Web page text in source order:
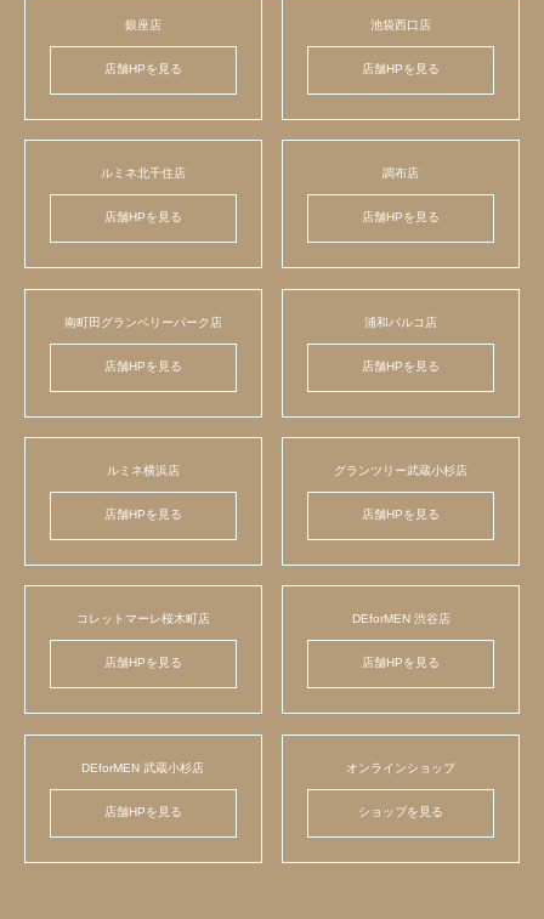
銀座店
店舗HPを見る
池袋西口店
店舗HPを見る
ルミネ北千住店
店舗HPを見る
調布店
店舗HPを見る
南町田グランベリーパーク店
店舗HPを見る
浦和パルコ店
店舗HPを見る
ルミネ横浜店
店舗HPを見る
グランツリー武蔵小杉店
店舗HPを見る
コレットマーレ桜木町店
店舗HPを見る
DEforMEN 渋谷店
店舗HPを見る
DEforMEN 武蔵小杉店
店舗HPを見る
オンラインショップ
ショップを見る